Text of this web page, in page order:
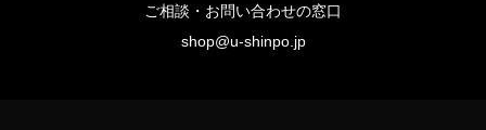
ご相談・お問い合わせの窓口
shop@u-shinpo.jp